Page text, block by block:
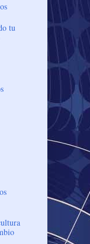
tu